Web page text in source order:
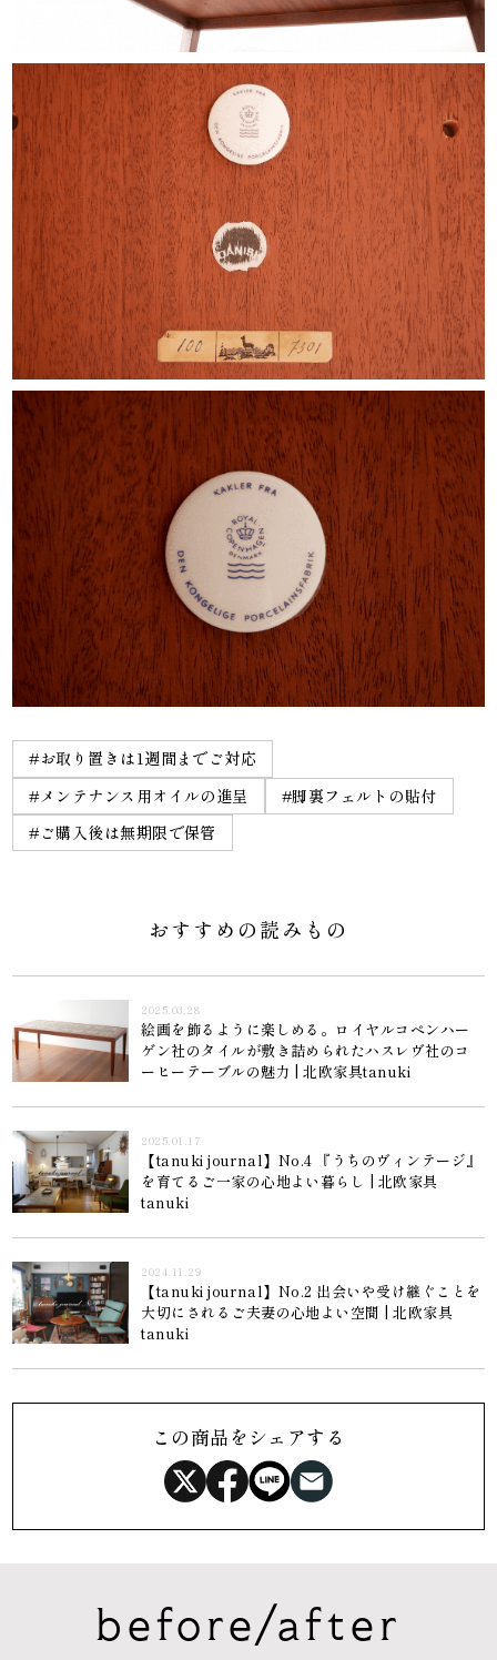
#お取り置きは1週間までご対応
#メンテナンス用オイルの進呈
#脚裏フェルトの貼付
#ご購入後は無期限で保管
おすすめの読みもの
2025.03.28
絵画を飾るように楽しめる。ロイヤルコペンハー
ゲン社のタイルが敷き詰められたハスレヴ社のコ
ーヒーテーブルの魅力 | 北欧家具tanuki
2025.01.17
【tanuki journal】No.4 『うちのヴィンテージ』
を育てるご一家の心地よい暮らし | 北欧家具
tanuki
2024.11.29
【tanuki journal】No.2 出会いや受け継ぐことを
大切にされるご夫妻の心地よい空間 | 北欧家具
tanuki
この商品をシェアする
before/after